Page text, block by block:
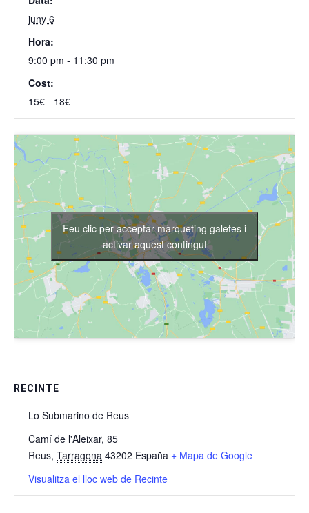
juny 6
Hora:
9:00 pm - 11:30 pm
Cost:
15€ - 18€
RECINTE
Lo Submarino de Reus
Camí de l'Aleixar, 85
Reus, Tarragona 43202 España + Mapa de Google
Visualitza el lloc web de Recinte
Feu clic per acceptar màrqueting galetes i
activar aquest contingut